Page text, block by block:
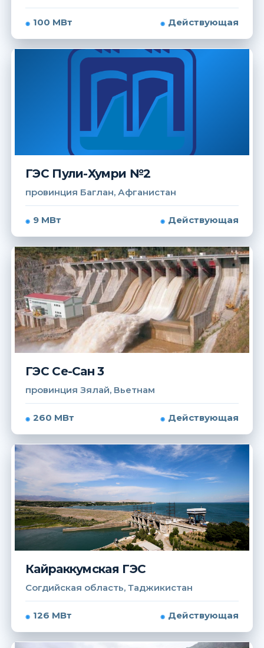
100 МВт Действующая
ГЭС Пули-Хумри №2
провинция Баглан, Афганистан
9 МВт Действующая
ГЭС Се-Сан 3
провинция Зялай, Вьетнам
260 МВт Действующая
Кайраккумская ГЭС
Согдийская область, Таджикистан
126 МВт Действующая